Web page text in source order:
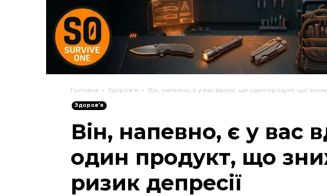
Головна Здоров'я Він, напевно, є у вас вдома: ще один продукт, що
Здоров'я
Він, напевно, є у вас
один продукт, що
ризик депресії